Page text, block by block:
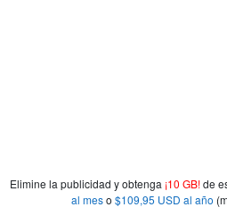
Elimine la publicidad y obtenga ¡10 GB!de
al meso $109,95 USD al año